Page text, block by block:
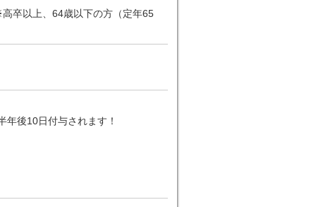
卒以上、64歳以下の方（定年65
後10日付与されます！